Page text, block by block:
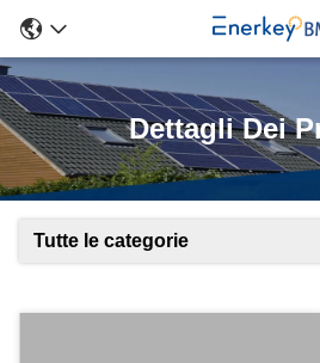
Dettagli Dei
Tutte le categorie